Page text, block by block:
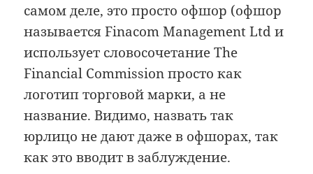
самом деле, это просто офшор (офшор
называется Finacom Management Ltd и
использует словосочетание The
Financial Commission просто как
логотип торговой марки, а не
название. Видимо, назвать так
юрлицо не дают даже в офшорах, так
как это вводит в заблуждение.